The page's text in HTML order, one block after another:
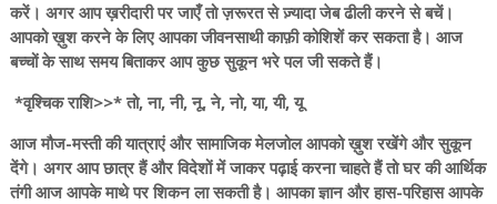
करें। अगर आप ख़रीदारी पर जाएँ तो ज़रूरत से ज़्यादा जेब ढीली करने से बचें।
आपको ख़ुश करने के लिए आपका जीवनसाथी काफ़ी कोशिशें कर सकता है। आज
बच्चों के साथ समय बिताकर आप कुछ सुकून भरे पल जी सकते हैं।
*वृश्चिक राशि>>* तो, ना, नी, नू, ने, नो, या, यी, यू
आज मौज-मस्ती की यात्राएं और सामाजिक मेलजोल आपको ख़ुश रखेंगे और सुकून
देंगे। अगर आप छात्र हैं और विदेशों में जाकर पढ़ाई करना चाहते हैं तो घर की आर्थिक
तंगी आज आपके माथे पर शिकन ला सकती है। आपका ज्ञान और हास-परिहास आपके